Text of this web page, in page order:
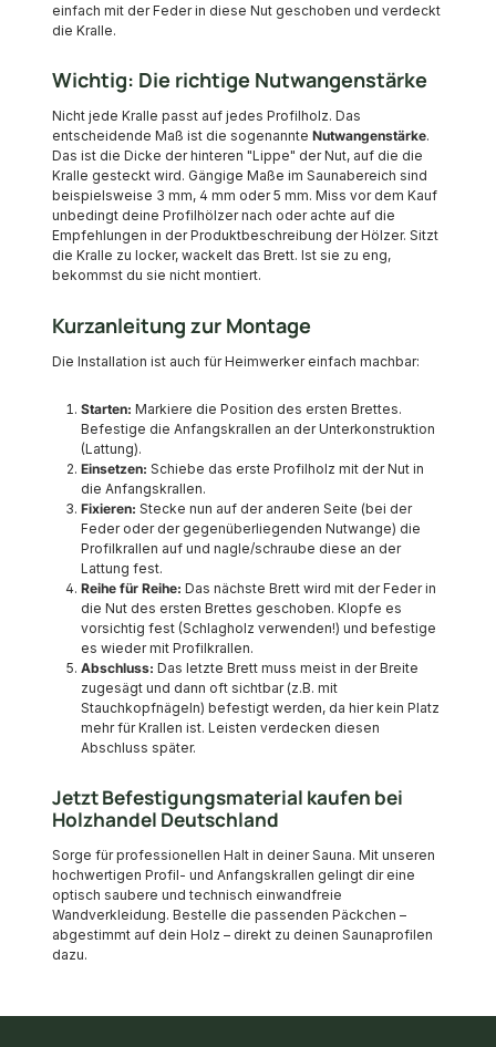
einfach mit der Feder in diese Nut geschoben und verdeckt
die Kralle.
Wichtig: Die richtige Nutwangenstärke
Nicht jede Kralle passt auf jedes Profilholz. Das
entscheidende Maß ist die sogenannte Nutwangenstärke.
Das ist die Dicke der hinteren "Lippe" der Nut, auf die die
Kralle gesteckt wird. Gängige Maße im Saunabereich sind
beispielsweise 3 mm, 4 mm oder 5 mm. Miss vor dem Kauf
unbedingt deine Profilhölzer nach oder achte auf die
Empfehlungen in der Produktbeschreibung der Hölzer. Sitzt
die Kralle zu locker, wackelt das Brett. Ist sie zu eng,
bekommst du sie nicht montiert.
Kurzanleitung zur Montage
Die Installation ist auch für Heimwerker einfach machbar:
Starten: Markiere die Position des ersten Brettes.
Befestige die Anfangskrallen an der Unterkonstruktion
(Lattung).
Einsetzen: Schiebe das erste Profilholz mit der Nut in
die Anfangskrallen.
Fixieren: Stecke nun auf der anderen Seite (bei der
Feder oder der gegenüberliegenden Nutwange) die
Profilkrallen auf und nagle/schraube diese an der
Lattung fest.
Reihe für Reihe: Das nächste Brett wird mit der Feder in
die Nut des ersten Brettes geschoben. Klopfe es
vorsichtig fest (Schlagholz verwenden!) und befestige
es wieder mit Profilkrallen.
Abschluss: Das letzte Brett muss meist in der Breite
zugesägt und dann oft sichtbar (z.B. mit
Stauchkopfnägeln) befestigt werden, da hier kein Platz
mehr für Krallen ist. Leisten verdecken diesen
Abschluss später.
Jetzt Befestigungsmaterial kaufen bei
Holzhandel Deutschland
Sorge für professionellen Halt in deiner Sauna. Mit unseren
hochwertigen Profil- und Anfangskrallen gelingt dir eine
optisch saubere und technisch einwandfreie
Wandverkleidung. Bestelle die passenden Päckchen –
abgestimmt auf dein Holz – direkt zu deinen Saunaprofilen
dazu.